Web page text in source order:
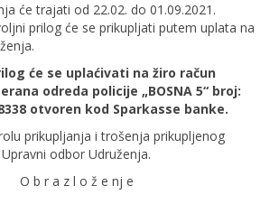
će trajati od 22.02. do 01.09.2021.
prilog će se prikupljati putem uplata na
će se uplaćivati na žiro račun
odreda policije „BOSNA 5“ broj:
otvoren kod Sparkasse banke.
prikupljanja i trošenja prikupljenog
odbor Udruženja.
O b r a z l o ž e nj e